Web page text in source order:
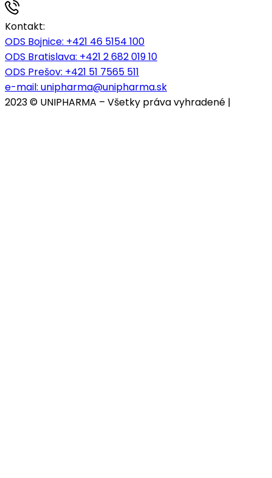
Kontakt:
ODS Bojnice: +421 46 5154 100
ODS Bratislava: +421 2 682 019 10
ODS Prešov: +421 51 7565 511
e-mail: unipharma@unipharma.sk
2023 © UNIPHARMA – Všetky práva vyhradené |